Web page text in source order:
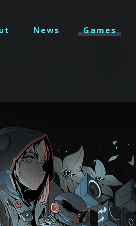
News Games